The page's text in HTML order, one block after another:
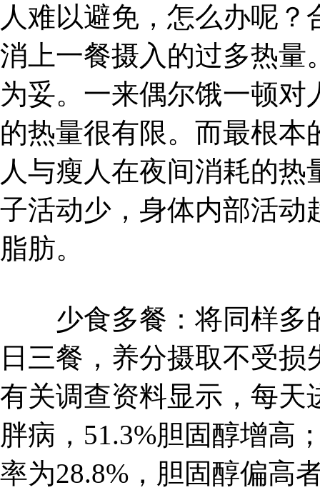
人难以避免，怎么办呢
消上一餐摄入的过多热量
为妥。一来偶尔饿一顿
的热量很有限。而最根
人与瘦人在夜间消耗的
子活动少，身体内部活动
脂肪。
少食多餐：将同样多
日三餐，养分摄取不受
有关调查资料显示，每天
胖病，51.3%胆固醇增高
率为28.8%，胆固醇偏高